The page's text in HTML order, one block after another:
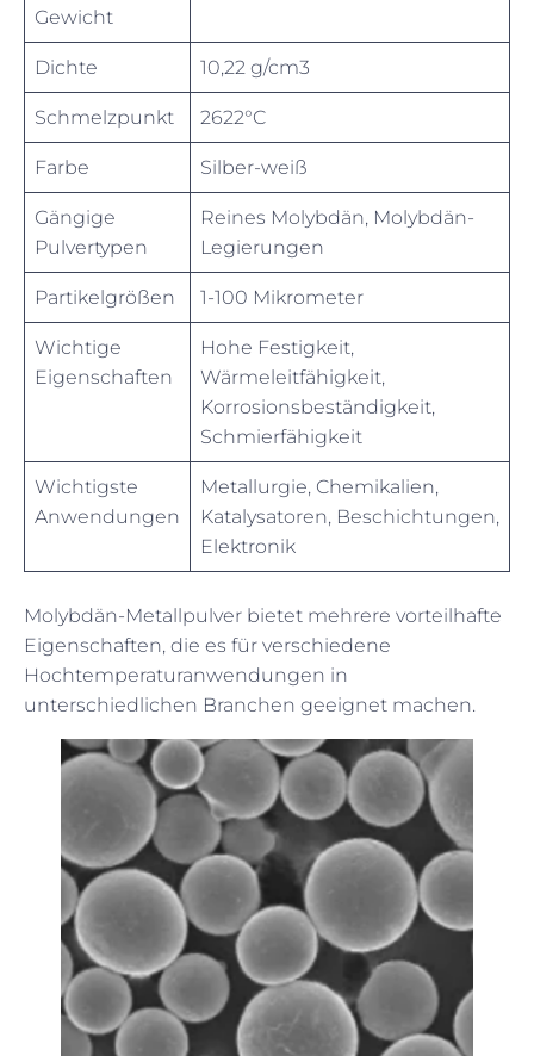
Gewicht
Dichte 10,22 g/cm3
Schmelzpunkt 2622°C
Farbe Silber-weiß
Gängige
Pulvertypen
Reines Molybdän, Molybdän-
Legierungen
Partikelgrößen 1-100 Mikrometer
Wichtige
Eigenschaften
Hohe Festigkeit,
Wärmeleitfähigkeit,
Korrosionsbeständigkeit,
Schmierfähigkeit
Wichtigste
Anwendungen
Metallurgie, Chemikalien,
Katalysatoren, Beschichtungen,
Elektronik
Molybdän-Metallpulver bietet mehrere vorteilhafte
Eigenschaften, die es für verschiedene
Hochtemperaturanwendungen in
unterschiedlichen Branchen geeignet machen.